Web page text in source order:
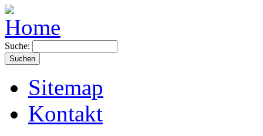
Suche:
Sitemap
Kontakt